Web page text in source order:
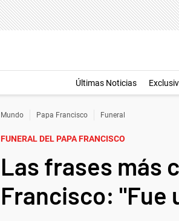
Últimas Noticias
Mundo Papa Francisco Funeral
FUNERAL DEL PAPA FRANCISCO
Las frases más
Francisco: "Fue